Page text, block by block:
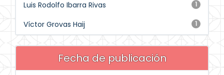
1
Luis Rodolfo Ibarra Rivas
1
Víctor Grovas Haij
Fecha de publicación